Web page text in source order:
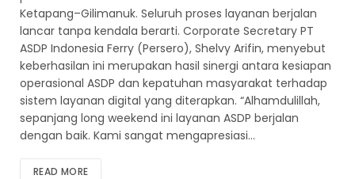
Ketapang–Gilimanuk. Seluruh proses layanan berjalan
lancar tanpa kendala berarti. Corporate Secretary PT
ASDP Indonesia Ferry (Persero), Shelvy Arifin, menyebut
keberhasilan ini merupakan hasil sinergi antara kesiapan
operasional ASDP dan kepatuhan masyarakat terhadap
sistem layanan digital yang diterapkan. “Alhamdulillah,
sepanjang long weekend ini layanan ASDP berjalan
dengan baik. Kami sangat mengapresiasi…
READ MORE